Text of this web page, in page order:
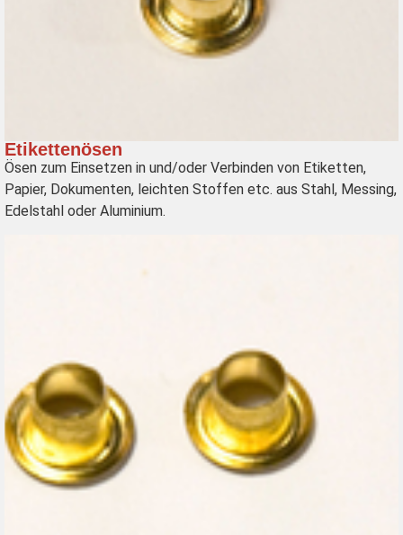
Etikettenösen
Ösen zum Einsetzen in und/oder Verbinden von Etiketten,
Papier, Dokumenten, leichten Stoffen etc. aus Stahl, Messing,
Edelstahl oder Aluminium.